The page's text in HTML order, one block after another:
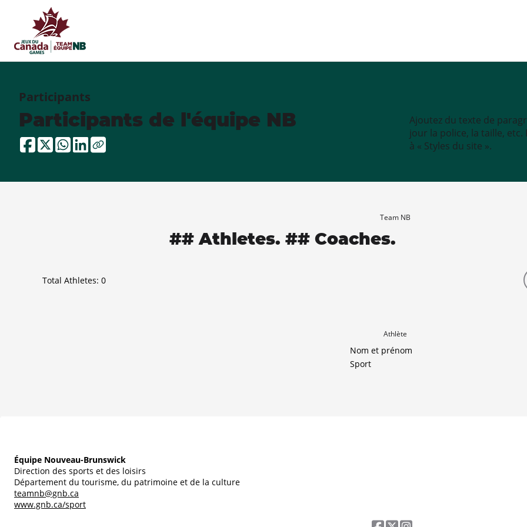
Participants
Participants de l'équipe NB
Ajoutez du texte de
jour la police, la taille,
à « Styles du site ».
Team NB
## Athletes. ## Coaches.
Total Athletes: 0
Athlète
Nom et prénom
Sport
Équipe Nouveau-Brunswick
Direction des sports et des loisirs
Département du tourisme, du patrimoine et de la culture
teamnb@gnb.ca
www.gnb.ca/sport